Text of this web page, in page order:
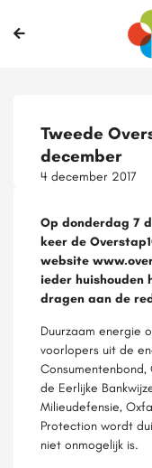
Tweede
december
4 december 2017
Op donderdag 7
keer de
website
ieder huishouden
dragen aan de
Duurzaam energie
voorlopers uit de
de Eerlijke
Milieudefensie,
Protection wordt
niet onmogelijk is.